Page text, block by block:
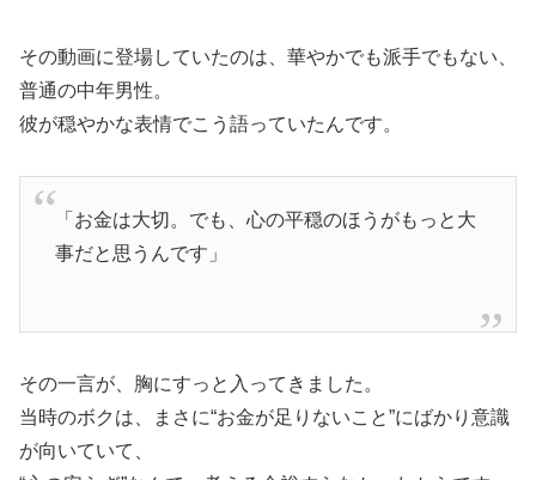
その動画に登場していたのは、華やかでも派手でもない、
普通の中年男性。
彼が穏やかな表情でこう語っていたんです。
「お金は大切。でも、心の平穏のほうがもっと大
事だと思うんです」
その一言が、胸にすっと入ってきました。
当時のボクは、まさに“お金が足りないこと”にばかり意識
が向いていて、